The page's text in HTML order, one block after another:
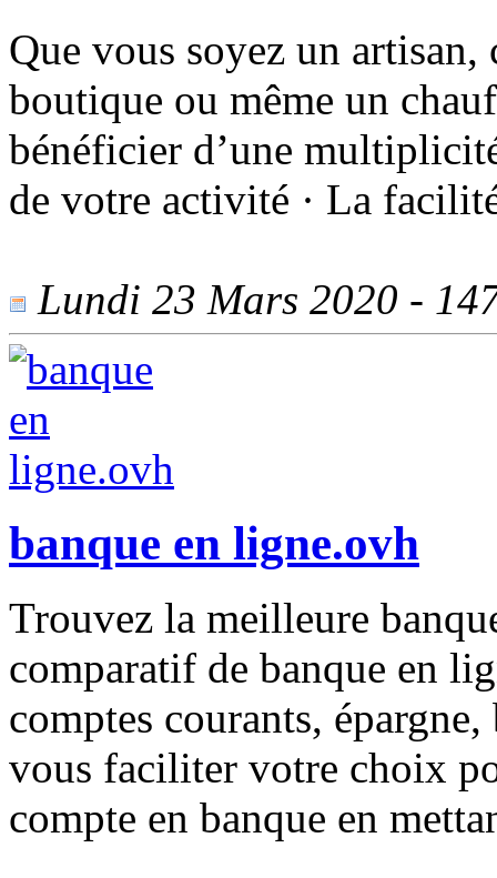
Que vous soyez un
boutique ou même un
bénéficier d’une
de votre activité · La
Lundi 23 Mars 2020 -
banque en ligne.ovh
Trouvez la meilleure
comparatif de banque en
comptes courants,
vous faciliter votre choix
compte en banque en